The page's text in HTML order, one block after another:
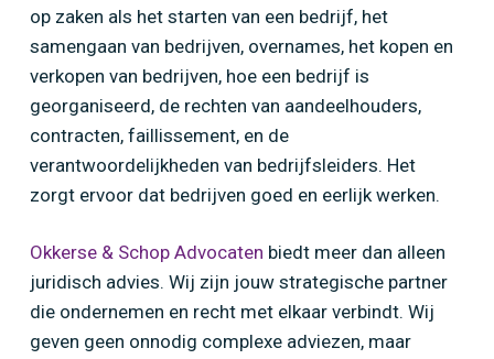
op zaken als het starten van een bedrijf, het
samengaan van bedrijven, overnames, het kopen en
verkopen van bedrijven, hoe een bedrijf is
georganiseerd, de rechten van aandeelhouders,
contracten, faillissement, en de
verantwoordelijkheden van bedrijfsleiders. Het
zorgt ervoor dat bedrijven goed en eerlijk werken.
Okkerse & Schop Advocaten biedt meer dan alleen
juridisch advies. Wij zijn jouw strategische partner
die ondernemen en recht met elkaar verbindt. Wij
geven geen onnodig complexe adviezen, maar